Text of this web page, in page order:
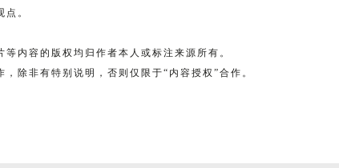
。
内容的版权均归作者本人或标注来源所有。
除非有特别说明，否则仅限于“内容授权”合作。